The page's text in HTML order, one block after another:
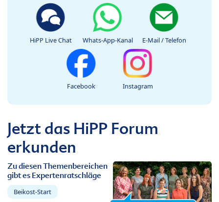
HiPP Live Chat Whats-App-Kanal E-Mail / Telefon
Facebook Instagram
Jetzt das HiPP Forum
erkunden
Zu diesen Themenbereichen
gibt es Expertenratschläge
Beikost-Start